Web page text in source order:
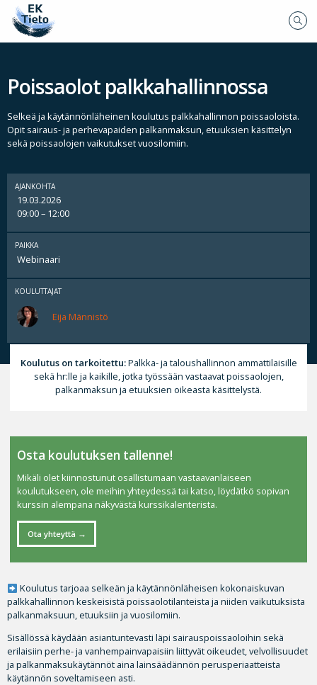
Poissaolot palkkahallinnossa
Selkeä ja käytännönläheinen koulutus palkkahallinnon poissaoloista.
Opit sairaus- ja perhevapaiden palkanmaksun, etuuksien käsittelyn
sekä poissaolojen vaikutukset vuosilomiin.
AJANKOHTA
19.03.2026
09:00 – 12:00
PAIKKA
Webinaari
KOULUTTAJAT
Eija Männistö
Koulutus on tarkoitettu:Palkka- ja taloushallinnon ammattilaisille
sekä hr:lle ja kaikille, jotka työssään vastaavat poissaolojen,
palkanmaksun ja etuuksien oikeasta käsittelystä.
Koulutus tarjoaa selkeän ja käytännönläheisen kokonaiskuvan
palkkahallinnon keskeisistä poissaolotilanteista ja niiden vaikutuksista
palkanmaksuun, etuuksiin ja vuosilomiin.
Sisällössä käydään asiantuntevasti läpi sairauspoissaoloihin sekä
erilaisiin perhe- ja vanhempainvapaisiin liittyvät oikeudet, velvollisuudet
ja palkanmaksukäytännöt aina lainsäädännön perusperiaatteista
käytännön soveltamiseen asti.
Osta koulutuksen tallenne!
Mikäli olet kiinnostunut osallistumaan vastaavanlaiseen
koulutukseen, ole meihin yhteydessä tai katso, löydätkö sopivan
kurssin alempana näkyvästä kurssikalenterista.
Ota yhteyttä